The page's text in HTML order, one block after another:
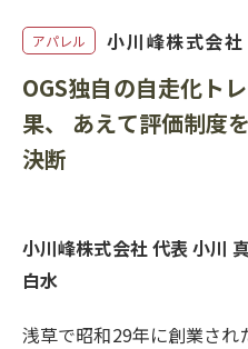
アパレル 小川峰株式会社
OGS独自の自走化ト
果、 あえて評価制度
決断
小川峰株式会社 代表 小川
白水
浅草で昭和29年に創業さ